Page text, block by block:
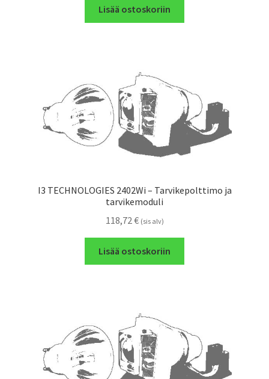
Lisää ostoskoriin
I3 TECHNOLOGIES 2402Wi – Tarvikepolttimo ja
tarvikemoduli
118,72 € (sis alv)
Lisää ostoskoriin